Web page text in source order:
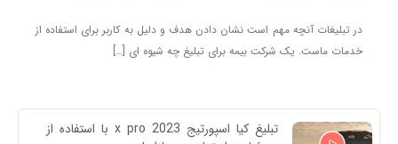
تبلیغ کیا اسپورتیج x pro 2023 با استفاده از
در تبلیغات آنچه مهم است نشان دادن هدف و دلیل به کاربر برای استفاده از
خدمات ماست. یک شرکت بیمه برای تبلیغ چه شیوه ای […]